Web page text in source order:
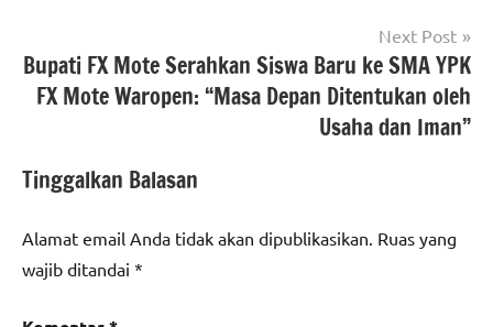
Next Post
Bupati FX Mote Serahkan Siswa Baru ke SMA YPK
FX Mote Waropen: “Masa Depan Ditentukan oleh
Usaha dan Iman”
Tinggalkan Balasan
Alamat email Anda tidak akan dipublikasikan. Ruas yang
wajib ditandai *